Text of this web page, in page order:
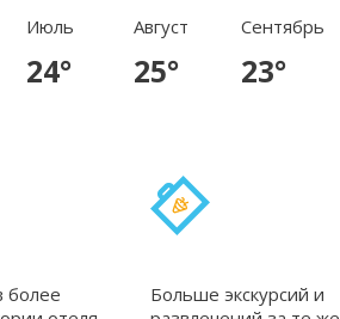
Июль
24°
Август
25°
Сентябрь
23°
более
Больше экскурсий и